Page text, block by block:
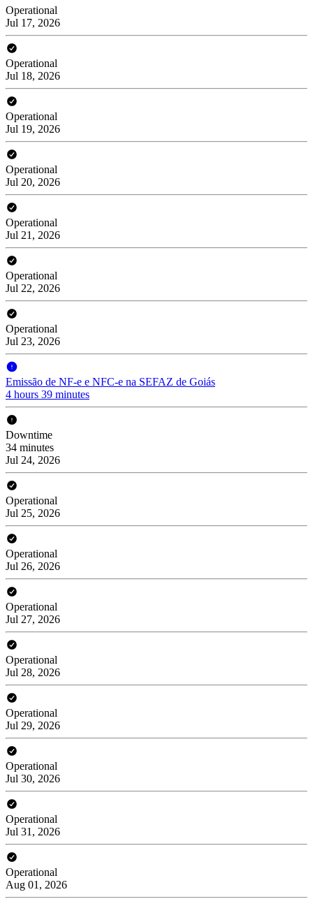
Operational
Jul 17, 2026
Operational
Jul 18, 2026
Operational
Jul 19, 2026
Operational
Jul 20, 2026
Operational
Jul 21, 2026
Operational
Jul 22, 2026
Operational
Jul 23, 2026
Emissão de NF-e e NFC-e na SEFAZ de Goiás
4 hours 39 minutes
Downtime
34 minutes
Jul 24, 2026
Operational
Jul 25, 2026
Operational
Jul 26, 2026
Operational
Jul 27, 2026
Operational
Jul 28, 2026
Operational
Jul 29, 2026
Operational
Jul 30, 2026
Operational
Jul 31, 2026
Operational
Aug 01, 2026